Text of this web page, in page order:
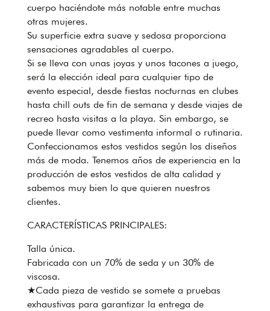
cuerpo haciéndote más notable entre muchas
otras mujeres.
Su superficie extra suave y sedosa proporciona
sensaciones agradables al cuerpo.
Si se lleva con unas joyas y unos tacones a juego,
será la elección ideal para cualquier tipo de
evento especial, desde fiestas nocturnas en clubes
hasta chill outs de fin de semana y desde viajes de
recreo hasta visitas a la playa. Sin embargo, se
puede llevar como vestimenta informal o rutinaria.
Confeccionamos estos vestidos según los diseños
más de moda. Tenemos años de experiencia en la
producción de estos vestidos de alta calidad y
sabemos muy bien lo que quieren nuestros
clientes.
CARACTERÍSTICAS PRINCIPALES:
Talla única.
Fabricada con un 70% de seda y un 30% de
viscosa.
★Cada pieza de vestido se somete a pruebas
exhaustivas para garantizar la entrega de